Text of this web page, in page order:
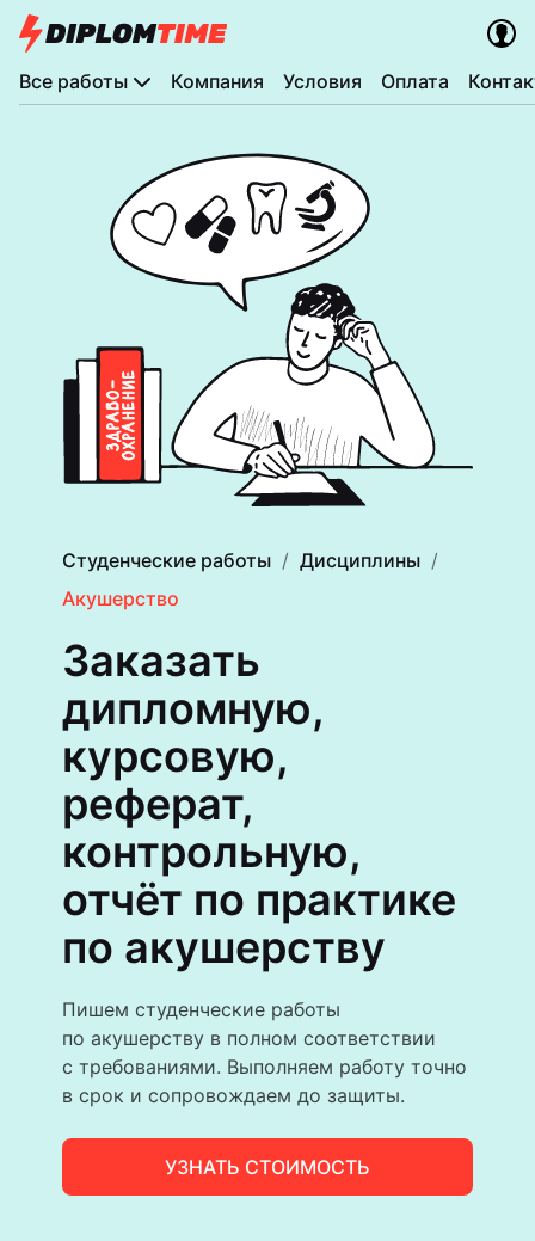
Все работы Компания Условия Оплата
Студенческие работы
Дисциплины
Акушерство
Заказать
дипломную,
курсовую,
реферат,
контрольную,
отчёт по практике
по акушерству
Пишем студенческие работы
по акушерству в полном соответствии
с требованиями. Выполняем работу точно
в срок и сопровождаем до защиты.
УЗНАТЬ СТОИМОСТЬ